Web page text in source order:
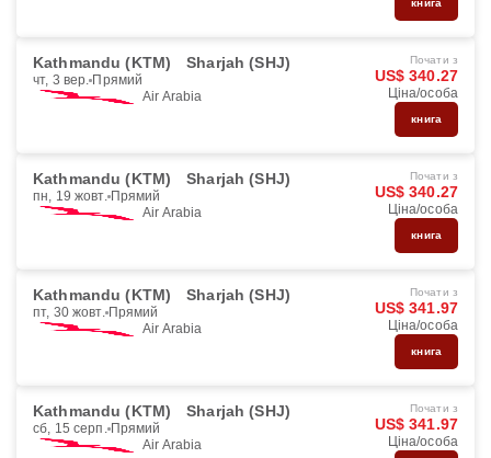
книга
Kathmandu (KTM) Sharjah (SHJ)
чт, 3 вер. Прямий
Air Arabia
Почати з
US$ 340.27
Ціна/особа
книга
Kathmandu (KTM) Sharjah (SHJ)
пн, 19 жовт. Прямий
Air Arabia
Почати з
US$ 340.27
Ціна/особа
книга
Kathmandu (KTM) Sharjah (SHJ)
пт, 30 жовт. Прямий
Air Arabia
Почати з
US$ 341.97
Ціна/особа
книга
Kathmandu (KTM) Sharjah (SHJ)
сб, 15 серп. Прямий
Air Arabia
Почати з
US$ 341.97
Ціна/особа